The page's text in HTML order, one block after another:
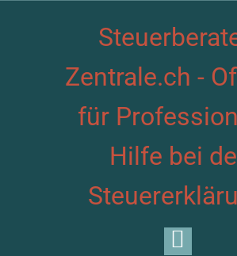
Zentrale.ch -
für
Hilfe bei